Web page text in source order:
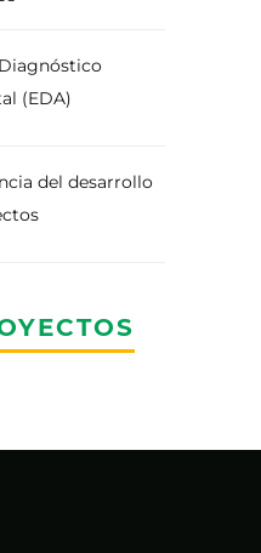
(EDA)
del desarrollo